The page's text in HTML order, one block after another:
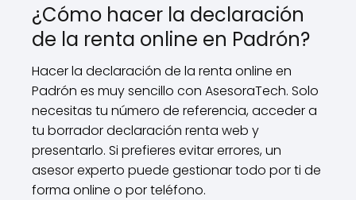
¿Cómo hacer la declaración
de la renta online en Padrón?
Hacer la declaración de la renta online en
Padrón es muy sencillo con AsesoraTech. Solo
necesitas tu número de referencia, acceder a
tu borrador declaración renta web y
presentarlo. Si prefieres evitar errores, un
asesor experto puede gestionar todo por ti de
forma online o por teléfono.